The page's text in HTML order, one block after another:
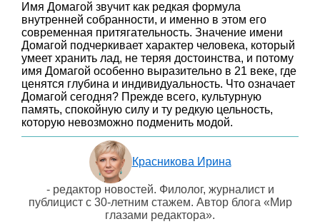
Имя Домагой звучит как редкая формула
внутренней собранности, и именно в этом его
современная притягательность. Значение имени
Домагой подчеркивает характер человека, который
умеет хранить лад, не теряя достоинства, и потому
имя Домагой особенно выразительно в 21 веке, где
ценятся глубина и индивидуальность. Что означает
Домагой сегодня? Прежде всего, культурную
память, спокойную силу и ту редкую цельность,
которую невозможно подменить модой.
Красникова Ирина
- редактор новостей. Филолог, журналист и
публицист с 30-летним стажем. Автор блога «Мир
глазами редактора».